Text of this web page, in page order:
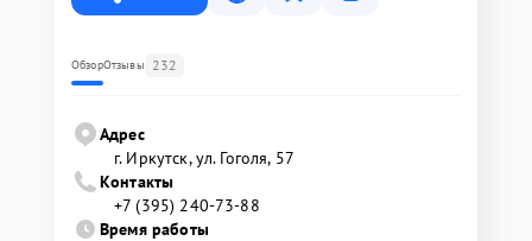
ОбзорОтзывы 232
Адрес
г. Иркутск, ул. ​Гоголя, 57
Контакты
+7 (395) 240-73-88
Время работы